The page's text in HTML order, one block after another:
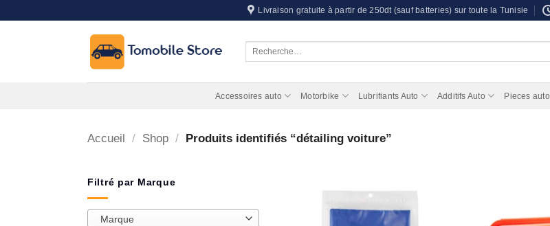
au
Livraison gratuite à partir de 250dt (sauf batteries) sur toute la Tunisie
Accessoires auto Motorbike Lubrifiants Auto Additifs Auto Pieces auto
Accueil / Shop / Produits identifiés “détailing voiture”
Filtré par Marque
Marque